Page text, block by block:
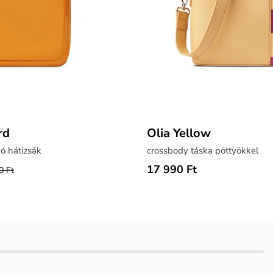
hátizsák
Ft
Olia Yellow
crossbody táska pöttyökkel
17 990 Ft